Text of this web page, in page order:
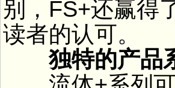
别，FS+还赢得
读者的认可。
独特的产品